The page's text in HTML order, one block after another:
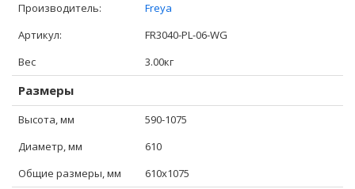
Производитель:
Freya
Артикул:
FR3040-PL-06-WG
Вес
3.00кг
Размеры
Высота, мм
590-1075
Диаметр, мм
610
Общие размеры, мм
610x1075